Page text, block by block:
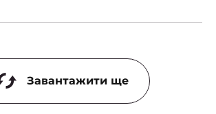
Завантажити ще